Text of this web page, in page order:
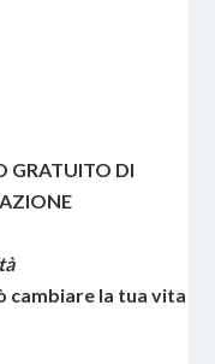
GRATUITO DI
cambiare la tua vita